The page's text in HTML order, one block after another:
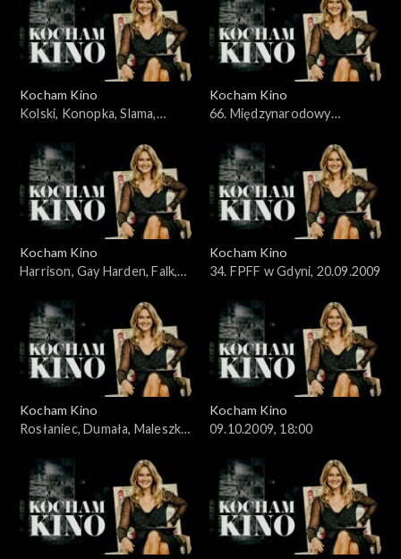
Kocham Kino
Kolski, Konopka, Slama,
Kocham Kino
66. Międzynarodowy
13.09.2009
Kocham Kino
Harrison, Gay Harden, Falk,
Kocham Kino
34. FPFF w Gdyni, 20.09.2009
Kocham Kino
Rosłaniec, Dumała, Maleszka,
Kocham Kino
09.10.2009, 18:00